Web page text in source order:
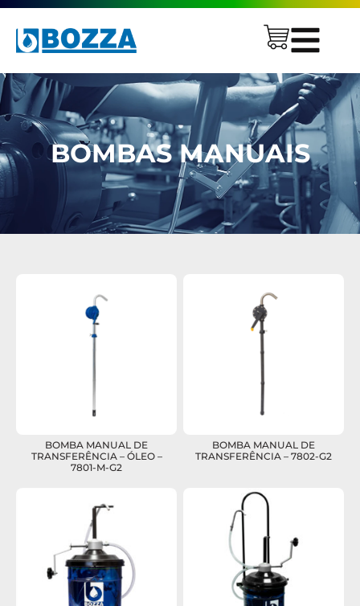
BOMBAS MANUAIS
BOMBA MANUAL DE
TRANSFERÊNCIA – ÓLEO –
7801-M-G2
BOMBA MANUAL DE
TRANSFERÊNCIA – 7802-G2